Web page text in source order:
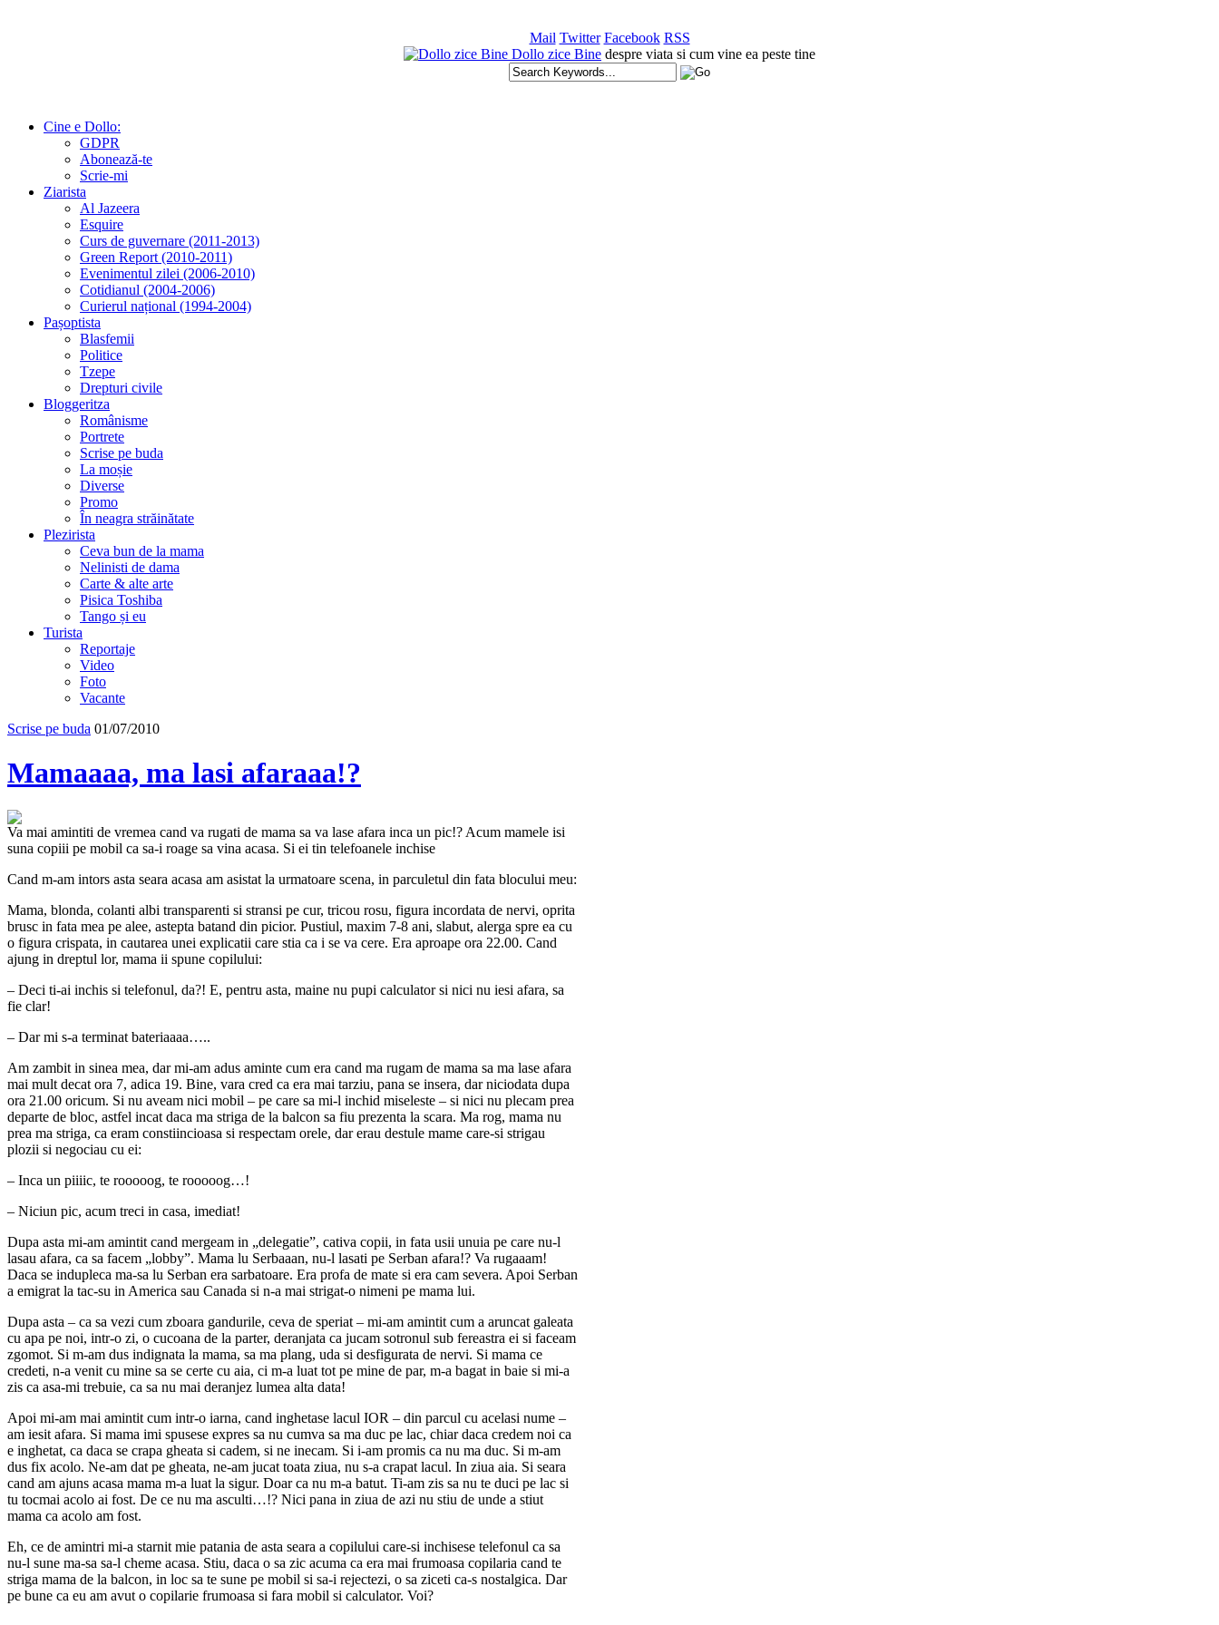
Mail Twitter Facebook RSS
Dollo zice Bine despre viata si cum vine ea peste tine
Cine e Dollo:
GDPR
Abonează-te
Scrie-mi
Ziarista
Al Jazeera
Esquire
Curs de guvernare (2011-2013)
Green Report (2010-2011)
Evenimentul zilei (2006-2010)
Cotidianul (2004-2006)
Curierul național (1994-2004)
Pașoptista
Blasfemii
Politice
Tzepe
Drepturi civile
Bloggeritza
Românisme
Portrete
Scrise pe buda
La moșie
Diverse
Promo
În neagra străinătate
Plezirista
Ceva bun de la mama
Nelinisti de dama
Carte & alte arte
Pisica Toshiba
Tango și eu
Turista
Reportaje
Video
Foto
Vacante
Scrise pe buda 01/07/2010
Mamaaaa, ma lasi afaraaa!?
Va mai amintiti de vremea cand va rugati de mama sa va lase afara inca un pic!? Acum mamele isi
suna copiii pe mobil ca sa-i roage sa vina acasa. Si ei tin telefoanele inchise
Cand m-am intors asta seara acasa am asistat la urmatoare scena, in parculetul din fata blocului meu:
Mama, blonda, colanti albi transparenti si stransi pe cur, tricou rosu, figura incordata de nervi, oprita
brusc in fata mea pe alee, astepta batand din picior. Pustiul, maxim 7-8 ani, slabut, alerga spre ea cu
o figura crispata, in cautarea unei explicatii care stia ca i se va cere. Era aproape ora 22.00. Cand
ajung in dreptul lor, mama ii spune copilului:
– Deci ti-ai inchis si telefonul, da?! E, pentru asta, maine nu pupi calculator si nici nu iesi afara, sa
fie clar!
– Dar mi s-a terminat bateriaaaa…..
Am zambit in sinea mea, dar mi-am adus aminte cum era cand ma rugam de mama sa ma lase afara
mai mult decat ora 7, adica 19. Bine, vara cred ca era mai tarziu, pana se insera, dar niciodata dupa
ora 21.00 oricum. Si nu aveam nici mobil – pe care sa mi-l inchid miseleste – si nici nu plecam prea
departe de bloc, astfel incat daca ma striga de la balcon sa fiu prezenta la scara. Ma rog, mama nu
prea ma striga, ca eram constiincioasa si respectam orele, dar erau destule mame care-si strigau
plozii si negociau cu ei:
– Inca un piiiic, te rooooog, te rooooog…!
– Niciun pic, acum treci in casa, imediat!
Dupa asta mi-am amintit cand mergeam in „delegatie”, cativa copii, in fata usii unuia pe care nu-l
lasau afara, ca sa facem „lobby”. Mama lu Serbaaan, nu-l lasati pe Serban afara!? Va rugaaam!
Daca se indupleca ma-sa lu Serban era sarbatoare. Era profa de mate si era cam severa. Apoi Serban
a emigrat la tac-su in America sau Canada si n-a mai strigat-o nimeni pe mama lui.
Dupa asta – ca sa vezi cum zboara gandurile, ceva de speriat – mi-am amintit cum a aruncat galeata
cu apa pe noi, intr-o zi, o cucoana de la parter, deranjata ca jucam sotronul sub fereastra ei si faceam
zgomot. Si m-am dus indignata la mama, sa ma plang, uda si desfigurata de nervi. Si mama ce
credeti, n-a venit cu mine sa se certe cu aia, ci m-a luat tot pe mine de par, m-a bagat in baie si mi-a
zis ca asa-mi trebuie, ca sa nu mai deranjez lumea alta data!
Apoi mi-am mai amintit cum intr-o iarna, cand inghetase lacul IOR – din parcul cu acelasi nume –
am iesit afara. Si mama imi spusese expres sa nu cumva sa ma duc pe lac, chiar daca credem noi ca
e inghetat, ca daca se crapa gheata si cadem, si ne inecam. Si i-am promis ca nu ma duc. Si m-am
dus fix acolo. Ne-am dat pe gheata, ne-am jucat toata ziua, nu s-a crapat lacul. In ziua aia. Si seara
cand am ajuns acasa mama m-a luat la sigur. Doar ca nu m-a batut. Ti-am zis sa nu te duci pe lac si
tu tocmai acolo ai fost. De ce nu ma asculti…!? Nici pana in ziua de azi nu stiu de unde a stiut
mama ca acolo am fost.
Eh, ce de amintri mi-a starnit mie patania de asta seara a copilului care-si inchisese telefonul ca sa
nu-l sune ma-sa sa-l cheme acasa. Stiu, daca o sa zic acuma ca era mai frumoasa copilaria cand te
striga mama de la balcon, in loc sa te sune pe mobil si sa-i rejectezi, o sa ziceti ca-s nostalgica. Dar
pe bune ca eu am avut o copilarie frumoasa si fara mobil si calculator. Voi?